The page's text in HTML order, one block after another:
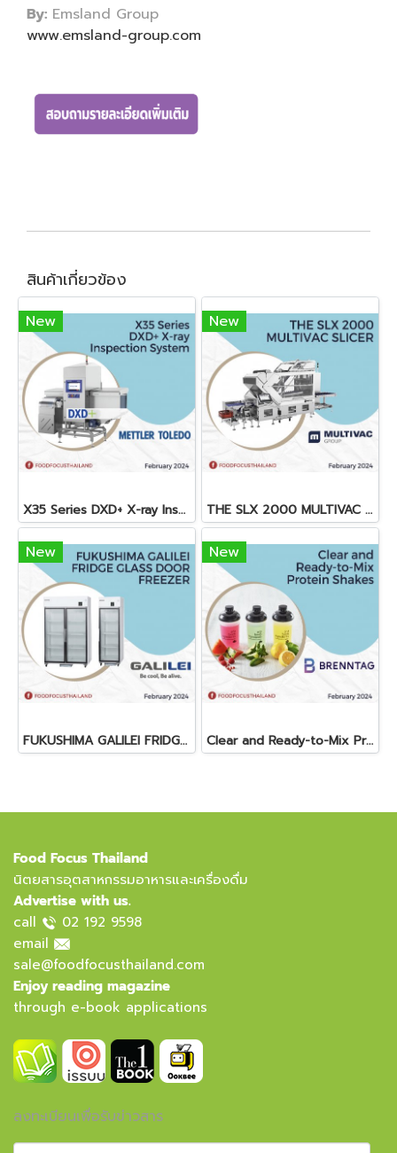
By: Emsland Group
www.emsland-group.com
สินค้าเกี่ยวข้อง
New
X35 Series DXD+ X-ray Inspection System
New
THE SLX 2000 MULTIVAC SLICER
New
FUKUSHIMA GALILEI FRIDGE GLASS DOOR FREEZER
New
Clear and Ready-to-Mix Protein Shakes
Food Focus Thailand
นิตยสารอุตสาหกรรมอาหารและเครื่องดื่ม
Advertise with us.
call
02 192 9598
email
sale@foodfocusthailand.com
Enjoy reading magazine
through e-book applications
ลงทะเบียนเพื่อรับข่าวสาร